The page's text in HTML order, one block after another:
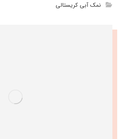
نمک آبی کریستالی